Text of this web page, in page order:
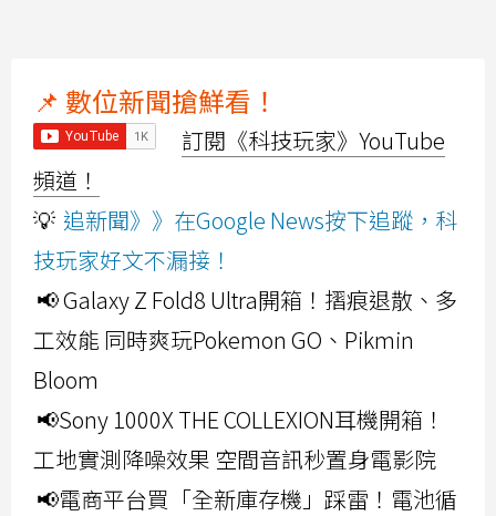
📌 數位新聞搶鮮看！
訂閱《科技玩家》YouTube
頻道！
💡 追新聞》》在Google News按下追蹤，科
技玩家好文不漏接！
📢 Galaxy Z Fold8 Ultra開箱！摺痕退散、多
工效能 同時爽玩Pokemon GO、Pikmin
Bloom
📢Sony 1000X THE COLLEXION耳機開箱！
工地實測降噪效果 空間音訊秒置身電影院
📢電商平台買「全新庫存機」踩雷！電池循